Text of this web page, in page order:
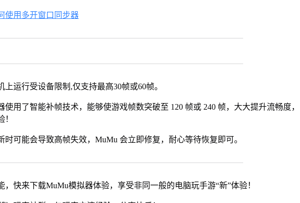
使用多开窗口同步器
上运行受设备限制,仅支持最高30帧或60帧。
使用了智能补帧技术，能够使游戏帧数突破至 120 帧或 240 帧，大大提升流畅度，
时可能会导致高帧失效，MuMu 会立即修复，耐心等待恢复即可。
，快来下载MuMu模拟器体验，享受非同一般的电脑玩手游“新”体验！